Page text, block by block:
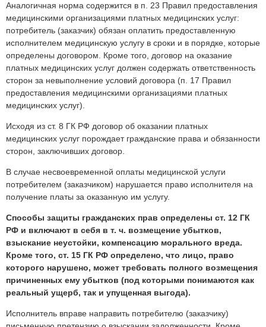
Аналогичная норма содержится в п. 23 Правил предоставления
медицинскими организациями платных медицинских услуг:
потребитель (заказчик) обязан оплатить предоставленную
исполнителем медицинскую услугу в сроки и в порядке, которые
определены договором. Кроме того, договор на оказание
платных медицинских услуг должен содержать ответственность
сторон за невыполнение условий договора (п. 17 Правил
предоставления медицинскими организациями платных
медицинских услуг).
Исходя из ст. 8 ГК РФ договор об оказании платных
медицинских услуг порождает гражданские права и обязанности
сторон, заключивших договор.
В случае несвоевременной оплаты медицинской услуги
потребителем (заказчиком) нарушается право исполнителя на
получение платы за оказанную им услугу.
Способы защиты гражданских прав определены ст. 12 ГК
РФ и включают в себя в т. ч. возмещение убытков,
взыскание неустойки, компенсацию морального вреда.
Кроме того, ст. 15 ГК РФ определено, что лицо, право
которого нарушено, может требовать полного возмещения
причиненных ему убытков (под которыми понимаются как
реальный ущерб, так и упущенная выгода).
Исполнитель вправе направить потребителю (заказчику)